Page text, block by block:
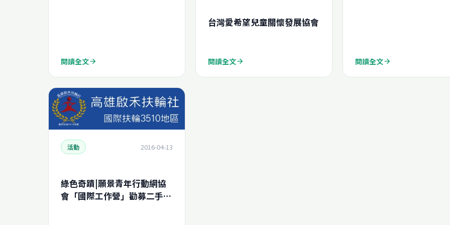
閱讀全文arrow_forward
台灣愛希望兒童關懷發展協會
閱讀全文arrow_forward 閱讀全文arrow_forward
活動 2016-04-13
綠色奇蹟|願景青年行動網協
會「國際工作營」勸募二手電